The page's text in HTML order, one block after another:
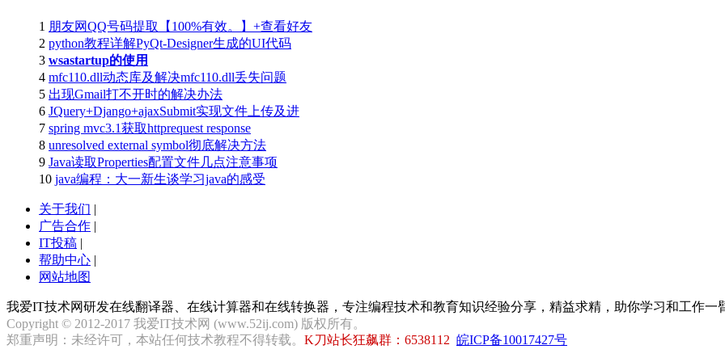
1 朋友网QQ号码提取【100%有效。】+查看好友
2 python教程详解PyQt-Designer生成的UI代码
3 wsastartup的使用
4 mfc110.dll动态库及解决mfc110.dll丢失问题
5 出现Gmail打不开时的解决办法
6 JQuery+Django+ajaxSubmit实现文件上传及进
7 spring mvc3.1获取httprequest response
8 unresolved external symbol彻底解决方法
9 Java读取Properties配置文件几点注意事项
10 java编程：大一新生谈学习java的感受
关于我们 |
广告合作 |
IT投稿 |
帮助中心 |
网站地图
我爱IT技术网研发在线翻译器、在线计算器和在线转换器，专注编程技术和教育知识经验分享，精益求精，助你学习和工作一
Copyright © 2012-2017 我爱IT技术网 (www.52ij.com) 版权所有。
郑重声明：未经许可，本站任何技术教程不得转载。 K刀站长狂飙群：6538112 皖ICP备10017427号